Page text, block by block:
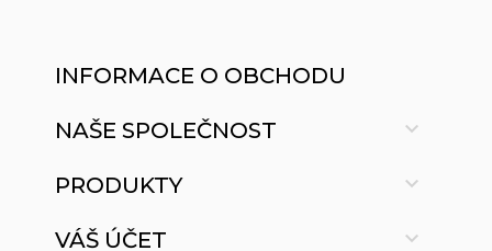
INFORMACE O OBCHODU
NAŠE SPOLEČNOST 
PRODUKTY 
VÁŠ ÚČET 